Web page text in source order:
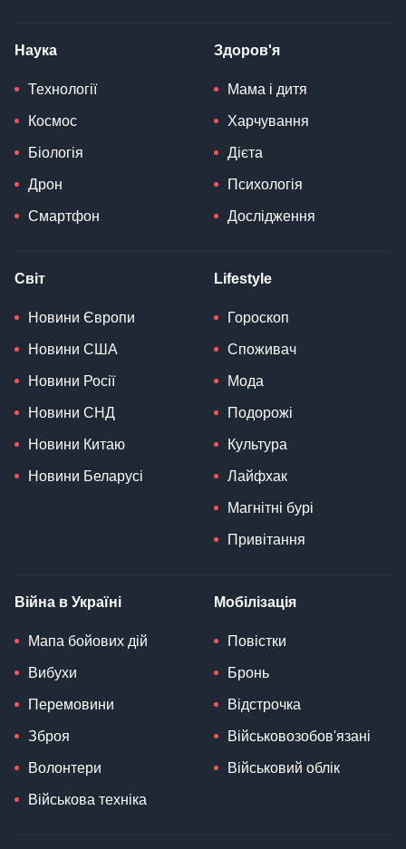
Наука
Технології
Космос
Біологія
Дрон
Смартфон
Здоров'я
Мама і дитя
Харчування
Дієта
Психологія
Дослідження
Світ
Новини Європи
Новини США
Новини Росії
Новини СНД
Новини Китаю
Новини Беларусі
Lifestyle
Гороскоп
Споживач
Мода
Подорожі
Культура
Лайфхак
Магнітні бурі
Привітання
Війна в Україні
Мапа бойових дій
Вибухи
Перемовини
Зброя
Волонтери
Військова техніка
Мобілізація
Повістки
Бронь
Відстрочка
Військовозобов'язані
Військовий облік